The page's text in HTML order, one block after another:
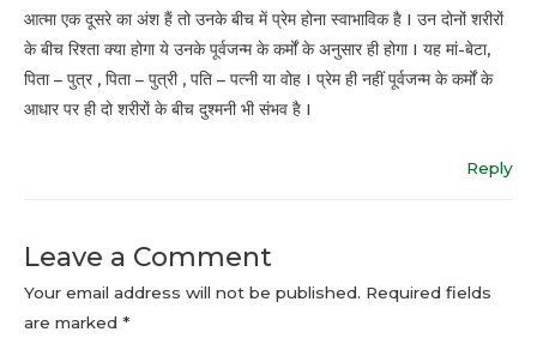
आत्मा एक दूसरे का अंश हैं तो उनके बीच में प्रेम होना स्वाभाविक है I उन दोनों शरीरों
के बीच रिश्ता क्या होगा ये उनके पूर्वजन्म के कर्मों के अनुसार ही होगा I यह मां-बेटा,
पिता – पुत्र , पिता – पुत्री , पति – पत्नी या वोह I प्रेम ही नहीं पूर्वजन्म के कर्मों के
आधार पर ही दो शरीरों के बीच दुश्मनी भी संभव है I
Reply
Leave a Comment
Your email address will not be published. Required fields
are marked *